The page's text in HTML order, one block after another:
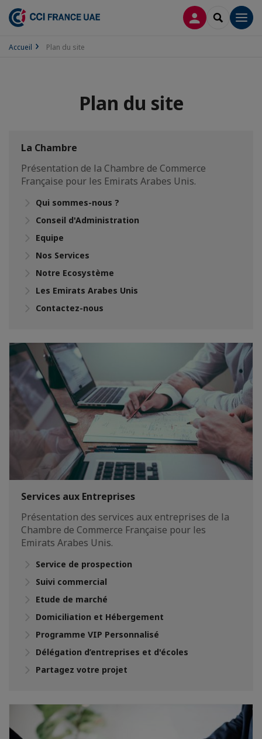
CONNEXION
Accueil Plan du site
Plan du site
La Chambre
Présentation de la Chambre de Commerce
Française pour les Emirats Arabes Unis.
Qui sommes-nous ?
Conseil d'Administration
Equipe
Nos Services
Notre Ecosystème
Les Emirats Arabes Unis
Contactez-nous
Services aux Entreprises
Présentation des services aux entreprises de la
Chambre de Commerce Française pour les
Emirats Arabes Unis.
Service de prospection
Suivi commercial
Etude de marché
Domiciliation et Hébergement
Programme VIP Personnalisé
Délégation d’entreprises et d'écoles
Partagez votre projet